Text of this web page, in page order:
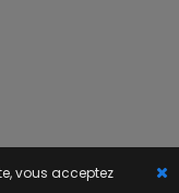
vous acceptez